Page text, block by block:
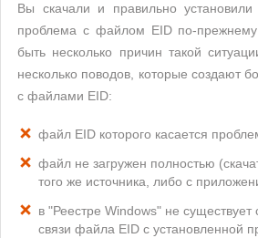
Вы скачали и правильно
проблема с файлом EID по-
быть несколько причин такой
несколько поводов, которые создают
с файлами EID:
файл EID которого касается
файл не загружен полностью
того же источника, либо с
в "Реестре Windows" не существует
связи файла EID с установленной